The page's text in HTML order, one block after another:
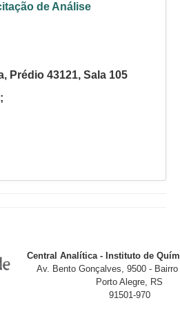
de Análise
Prédio 43121, Sala 105
Central Analítica - Instituto de
Av. Bento Gonçalves, 9500 - Bairro
Porto Alegre, RS
91501-970